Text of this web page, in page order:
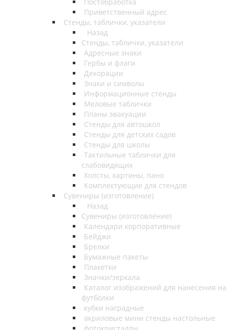
Приветственный адрес
Стенды, таблички, указатели
Назад
Стенды, таблички, указатели
Адресные знаки
Гербы и флаги
Декорации
Знаки и символы
Информационные стенды
Меловые таблички
Планы эвакуации
Стенды для автошкол
Стенды для детских садов
Стенды для школы
Тактильные таблички для
слабовидящих
Холсты, картины, пано
Комплектующие для стендов
Сувениры (изготовление)
Назад
Сувениры (изготовление)
Календари корпоративные
Бейджи
Брелки
Бумажные пакеты
Плакетки
Значки/зеркала
Каталог изображений для нанесения на
футболки
кубки наградные
акриловые мини стенды настольные